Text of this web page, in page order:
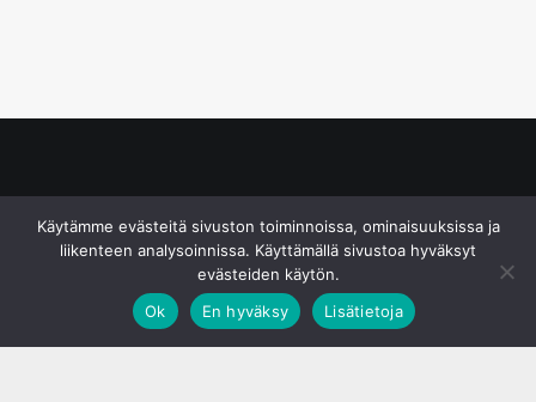
Käytämme evästeitä sivuston toiminnoissa, ominaisuuksissa ja
liikenteen analysoinnissa. Käyttämällä sivustoa hyväksyt
evästeiden käytön.
Ok
En hyväksy Lisätietoja